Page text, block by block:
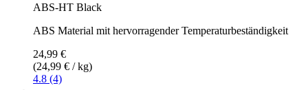
ABS-HT Black
ABS Material mit hervorragender Temperaturbeständigkeit
24,99 €
(24,99 € / kg)
4.8 (4)